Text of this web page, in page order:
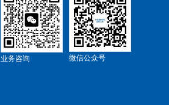
业务咨询 微信公众号